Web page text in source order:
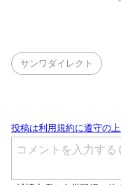
サンワダイレクト